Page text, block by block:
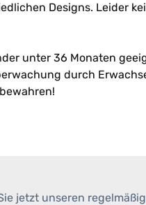
Designs. Leider
unter 36 Monaten
durch
jetzt unseren